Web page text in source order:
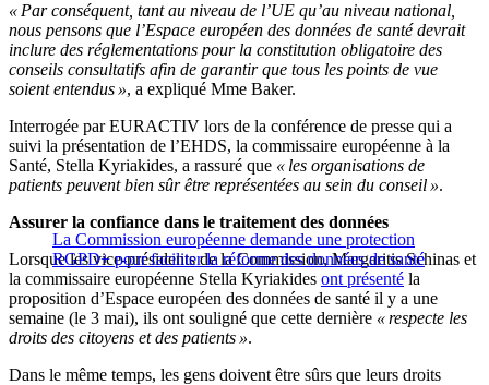
« Par conséquent, tant au niveau de l’UE qu’au niveau national,
nous pensons que l’Espace européen des données de santé devrait
inclure des réglementations pour la constitution obligatoire des
conseils consultatifs afin de garantir que tous les points de vue
soient entendus », a expliqué Mme Baker.
Interrogée par EURACTIV lors de la conférence de presse qui a
suivi la présentation de l’EHDS, la commissaire européenne à la
Santé, Stella Kyriakides, a rassuré que « les organisations de
patients peuvent bien sûr être représentées au sein du conseil ».
La Commission européenne demande une protection
RGPD+ pour faciliter la réforme des données de santé
Assurer la confiance dans le traitement des données
Lorsque les vice-présidents de la Commission, Margaritis Schinas et
la commissaire européenne Stella Kyriakides ont présenté la
proposition d’Espace européen des données de santé il y a une
semaine (le 3 mai), ils ont souligné que cette dernière « respecte les
droits des citoyens et des patients ».
Dans le même temps, les gens doivent être sûrs que leurs droits